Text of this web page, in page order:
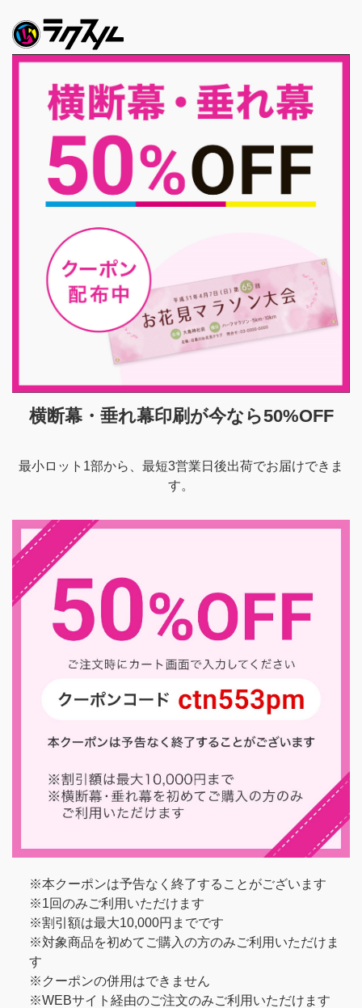
横断幕・垂れ幕印刷が今なら50%OFF
最小ロット1部から、最短3営業日後出荷でお届けできま
す。
※本クーポンは予告なく終了することがございます
※1回のみご利用いただけます
※割引額は最大10,000円までです
※対象商品を初めてご購入の方のみご利用いただけま
す
※クーポンの併用はできません
※WEBサイト経由のご注文のみご利用いただけます